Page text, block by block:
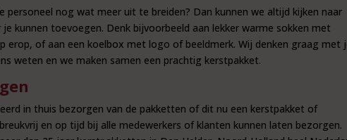
personeel nog wat meer uit te breiden? Dan kunnen we altijd kijken naar
kunnen toevoegen. Denk bijvoorbeeld aan lekker warme sokken met
erop, of aan een koelbox met logo of beeldmerk. Wij denken graag met
weten en we maken samen een prachtig kerstpakket.
in thuis bezorgen van de pakketten of dit nu een kerstpakket of
en op tijd bij alle medewerkers of klanten kunnen laten bezorgen.